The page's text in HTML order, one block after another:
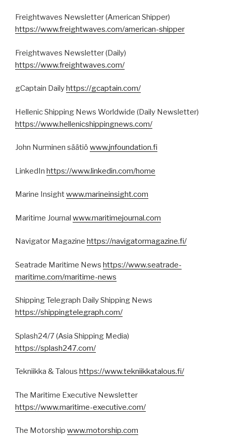
Freightwaves Newsletter (American Shipper)
https://www.freightwaves.com/american-shipper
Freightwaves Newsletter (Daily)
https://www.freightwaves.com/
gCaptain Dailyhttps://gcaptain.com/
Hellenic Shipping News Worldwide (Daily Newsletter)
https://www.hellenicshippingnews.com/
John Nurminen säätiö www.jnfoundation.fi
LinkedIn https://www.linkedin.com/home
Marine Insightwww.marineinsight.com
Maritime Journal www.maritimejournal.com
Navigator Magazine https://navigatormagazine.fi/
Seatrade Maritime News https://www.seatrade-
maritime.com/maritime-news
Shipping Telegraph Daily Shipping News
https://shippingtelegraph.com/
Splash24/7 (Asia Shipping Media)
https://splash247.com/
Tekniikka & Talous https://www.tekniikkatalous.fi/
The Maritime Executive Newsletter
https://www.maritime-executive.com/
The Motorship www.motorship.com